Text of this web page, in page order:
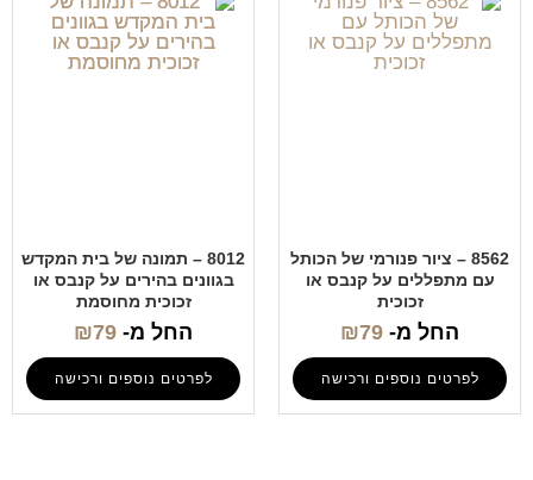
8562 – ציור פנורמי של הכותל
עם מתפללים על קנבס או
זכוכית
החל מ- ₪79
לפרטים נוספים ורכישה
8012 – תמונה של בית המקדש
בגוונים בהירים על קנבס או
זכוכית מחוסמת
החל מ- ₪79
לפרטים נוספים ורכישה